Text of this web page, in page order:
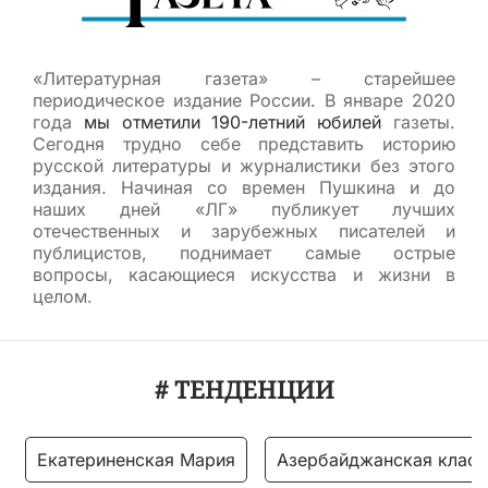
«Литературная газета» – старейшее
периодическое издание России. В январе 2020
года мы отметили 190-летний юбилей газеты.
Сегодня трудно себе представить историю
русской литературы и журналистики без этого
издания. Начиная со времен Пушкина и до
наших дней «ЛГ» публикует лучших
отечественных и зарубежных писателей и
публицистов, поднимает самые острые
вопросы, касающиеся искусства и жизни в
целом.
# ТЕНДЕНЦИИ
Екатериненская Мария Азербайджанская